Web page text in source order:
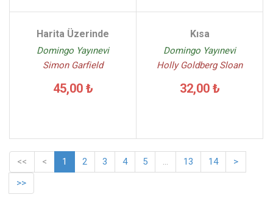
Harita Üzerinde
Domingo Yayınevi
Simon Garfield
45,00 ₺
Kısa
Domingo Yayınevi
Holly Goldberg Sloan
32,00 ₺
<< < 1 2 3 4 5 ... 13 14
>
>>